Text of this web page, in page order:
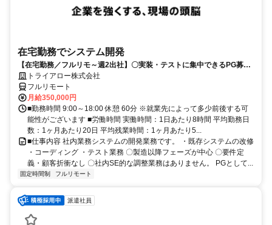
在宅勤務でシステム開発
【在宅勤務／フルリモ～週2出社】〇実装・テストに集中できるPG募集
〇業務用端末貸与あり
トライアロー株式会社
フルリモート
月給350,000円
■勤務時間 9:00～18:00 休憩 60分 ※就業先によって多少前後する可
能性がございます ■労働時間 実働時間：1日あたり8時間 平均勤務日
数：1ヶ月あたり20日 平均残業時間：1ヶ月あたり5...
■仕事内容 社内業務システムの開発業務です。 ・既存システムの改修
・コーディング ・テスト業務 〇製造以降フェーズが中心 〇要件定
義・顧客折衝なし 〇社内SE的な調整業務はありません。 PGとして...
固定時間制 フルリモート
派遣社員